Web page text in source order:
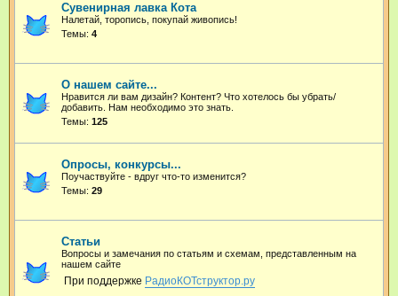
Сувенирная лавка Кота
Налетай, торопись, покупай живопись!
Темы: 4
О нашем сайте...
Нравится ли вам дизайн? Контент? Что хотелось бы убрать/
добавить. Нам необходимо это знать.
Темы: 125
Опросы, конкурсы...
Поучаствуйте - вдруг что-то изменится?
Темы: 29
Статьи
Вопросы и замечания по статьям и схемам, представленным на
нашем сайте
При поддержке РадиоКОТструктор.ру